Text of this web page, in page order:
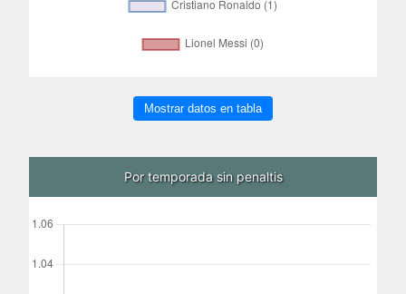
Mostrar datos en tabla
Por temporada sin penaltis